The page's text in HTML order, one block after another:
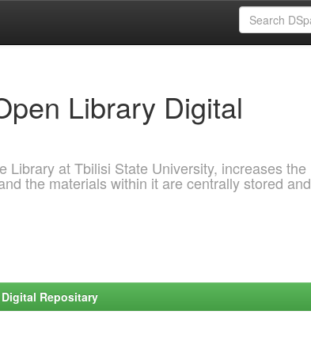
Library Digital
at Tbilisi State University, increases the
the materials within it are centrally stored and
Repositary